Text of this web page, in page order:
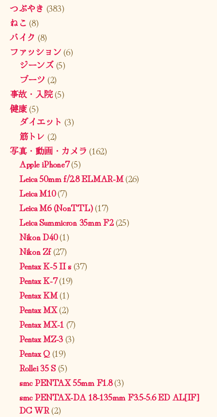
つぶやき (383)
ねこ (8)
バイク (8)
ファッション(6)
ジーンズ(5)
ブーツ (2)
事故・入院(5)
健康(5)
ダイエット (3)
筋トレ (2)
写真・動画・カメラ (162)
Apple iPhone7(5)
Leica 50mm f/2.8 ELMAR-M(26)
Leica M10(7)
Leica M6 (NonTTL)(17)
Leica Summicron 35mm F2(25)
Nikon D40(1)
Nikon Zf(27)
Pentax K-5 II s(37)
Pentax K-7(19)
Pentax KM(1)
Pentax MX(2)
Pentax MX-1 (7)
Pentax MZ-3(3)
Pentax Q(19)
Rollei 35 S(5)
smc PENTAX 55mm F1.8(3)
smc PENTAX-DA 18-135mm F3.5-5.6 ED AL[IF]
DC WR(2)